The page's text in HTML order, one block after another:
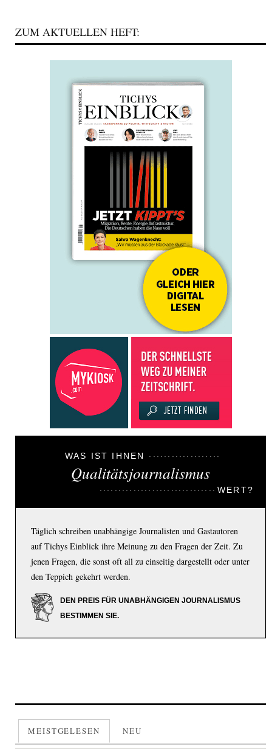
ZUM AKTUELLEN HEFT:
WAS IST IHNEN
Qualitätsjournalismus
WERT?
Täglich schreiben unabhängige Journalisten und Gastautoren
auf Tichys Einblick ihre Meinung zu den Fragen der Zeit. Zu
jenen Fragen, die sonst oft all zu einseitig dargestellt oder unter
den Teppich gekehrt werden.
DEN PREIS FÜR UNABHÄNGIGEN JOURNALISMUS
BESTIMMEN SIE.
MEISTGELESEN NEU